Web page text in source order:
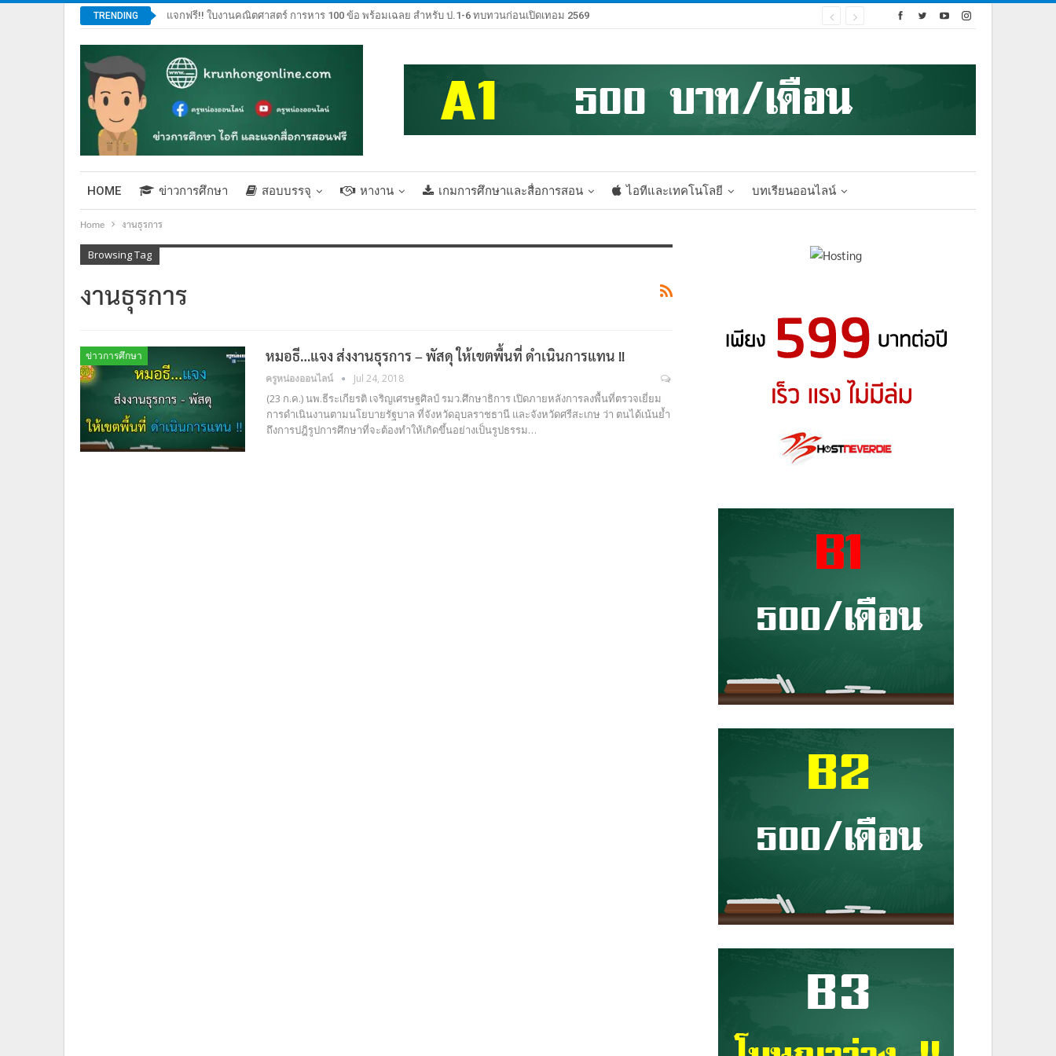
TRENDING แจกฟรี!! ใบงานคณิตศาสตร์ การหาร 100 ข้อ พร้อมเฉลย สำหรับ ป.1-6 ทบทวนก่อนเปิดเทอม 2569
HOME ข่าวการศึกษา สอบบรรจุ หางาน เกมการศึกษาและสื่อการสอน ไอทีและเทคโนโลยี บทเรียนออนไลน์
Home งานธุรการ
Browsing Tag
งานธุรการ
ข่าวการศึกษา หมอธี…แจง ส่งงานธุรการ – พัสดุ ให้เขตพื้นที่ ดำเนินการแทน !!
ครูหน่องออนไลน์ Jul 24, 2018
(23 ก.ค.) นพ.ธีระเกียรติ เจริญเศรษฐศิลป์ รมว.ศึกษาธิการ เปิดภายหลังการลงพื้นที่ตรวจเยี่ยม
การดำเนินงานตามนโยบายรัฐบาล ที่จังหวัดอุบลราชธานี และจังหวัดศรีสะเกษ ว่า ตนได้เน้นย้ำ
ถึงการปฎิรูปการศึกษาที่จะต้องทำให้เกิดขึ้นอย่างเป็นรูปธรรม…